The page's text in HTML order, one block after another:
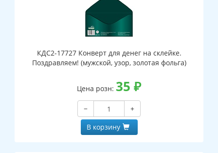
КДС2-17727 Конверт для денег на склейке.
Поздравляем! (мужской, узор, золотая фольга)
Цена розн: 35 ₽
−
+
В корзину